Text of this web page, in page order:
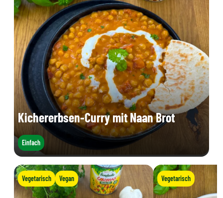
Kichererbsen-Curry mit Naan Brot
Einfach
Vegetarisch Vegan Vegetarisch